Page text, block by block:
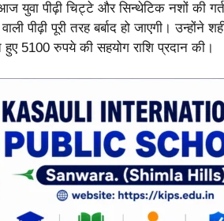
युवा पीढ़ी चिट्टे और सिन्थेटिक नशों की
पीढ़ी पूरी तरह बर्बाद हो जाएगी। उन्होंने
5100 रुपये की सहयोग राशि प्रदान की।